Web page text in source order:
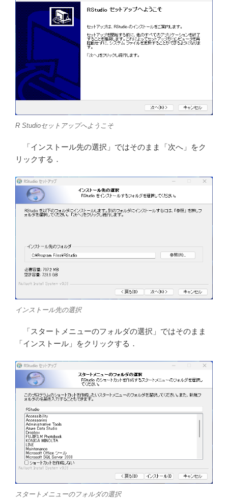
R Studioセットアップへようこそ
「インストール先の選択」ではそのまま「次へ」をク
リックする．
インストール先の選択
「スタートメニューのフォルダの選択」ではそのまま
「インストール」をクリックする．
スタートメニューのフォルダの選択